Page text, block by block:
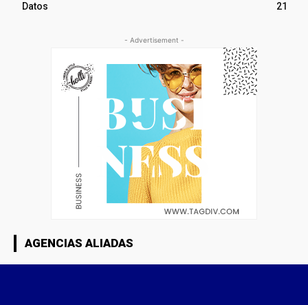
Datos
21
- Advertisement -
AGENCIAS ALIADAS